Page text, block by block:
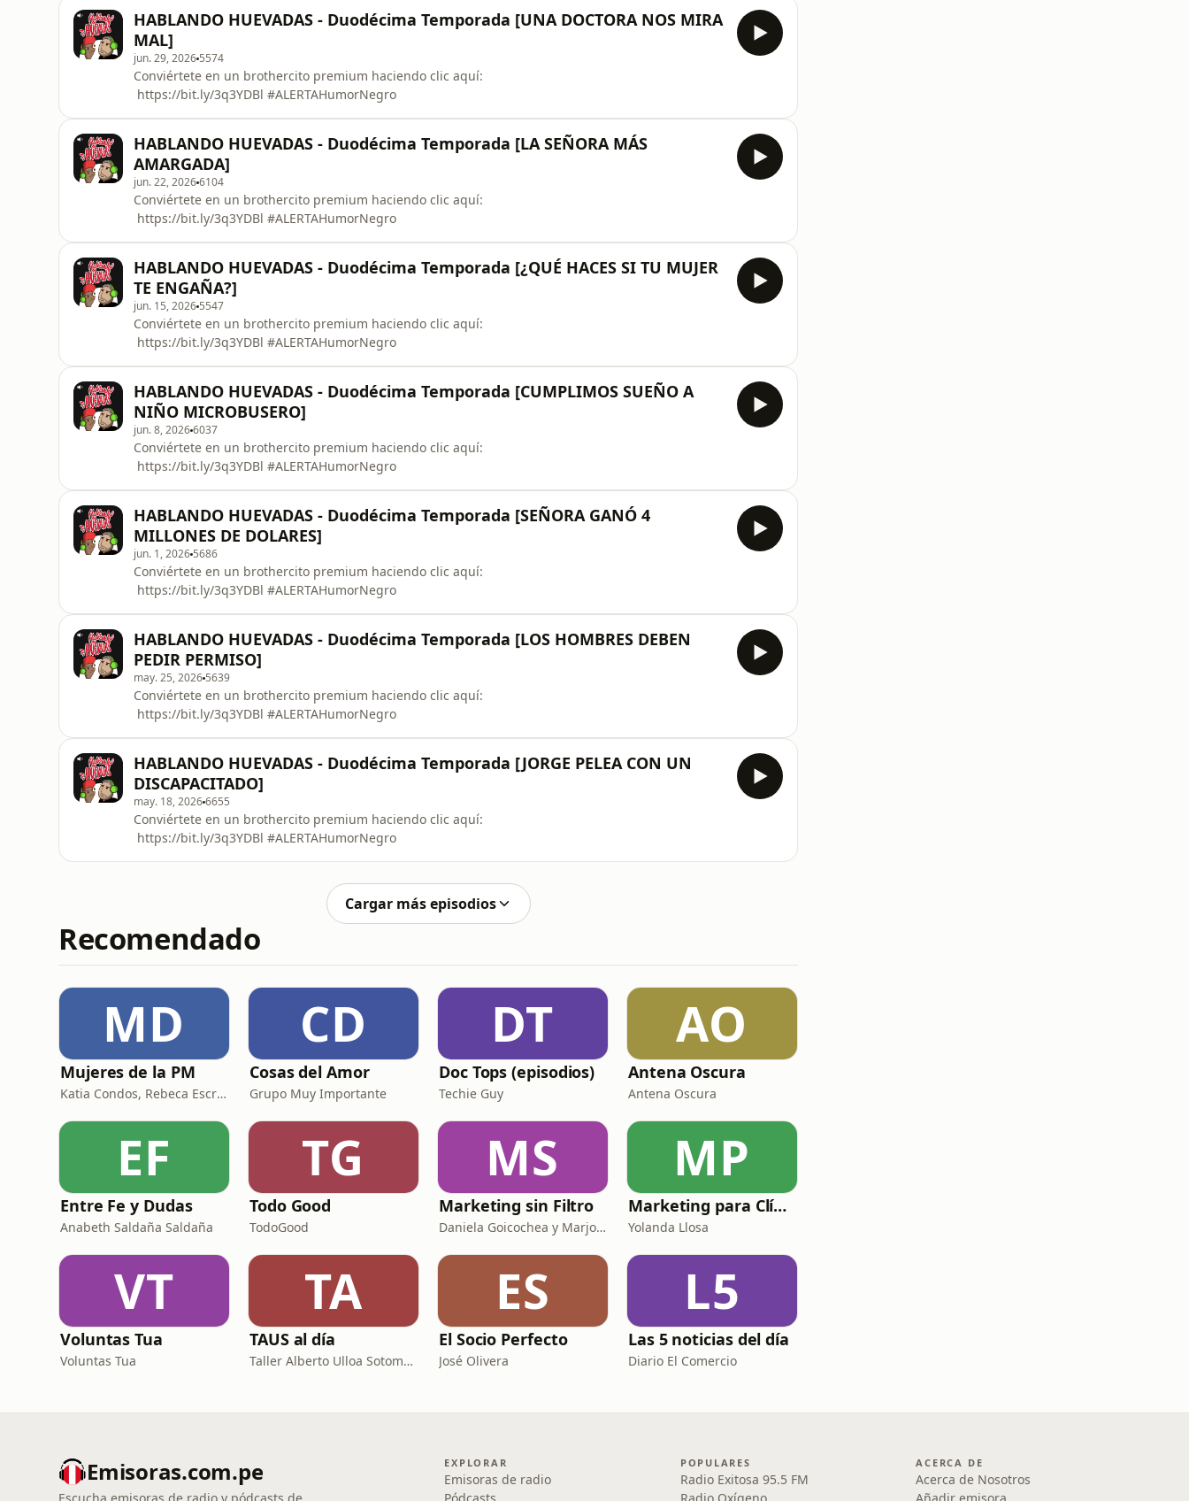
HABLANDO HUEVADAS - Duodécima Temporada [UNA DOCTORA NOS MIRA
MAL]
jun. 29, 2026 5574
Conviértete en un brothercito premium haciendo clic aquí:
⁠⁠⁠⁠⁠⁠⁠⁠⁠⁠⁠⁠⁠⁠⁠⁠⁠⁠⁠⁠⁠⁠⁠⁠⁠⁠⁠⁠⁠⁠⁠⁠⁠⁠⁠⁠⁠⁠⁠⁠⁠⁠⁠⁠⁠⁠⁠⁠⁠⁠⁠⁠⁠⁠⁠⁠⁠⁠⁠⁠⁠⁠⁠⁠⁠⁠⁠⁠⁠https://bit.ly/3q3YDBl⁠⁠⁠⁠⁠⁠⁠⁠⁠⁠⁠⁠⁠⁠⁠⁠⁠⁠⁠⁠⁠⁠⁠⁠⁠⁠⁠⁠⁠⁠⁠⁠⁠⁠⁠⁠⁠⁠⁠⁠⁠⁠⁠⁠⁠⁠⁠⁠⁠⁠⁠⁠⁠⁠⁠⁠⁠⁠⁠⁠⁠⁠⁠⁠⁠⁠⁠⁠⁠ ⁠⁠⁠⁠⁠⁠⁠⁠⁠⁠⁠⁠⁠⁠⁠⁠⁠⁠⁠⁠⁠⁠⁠⁠⁠⁠⁠⁠⁠⁠⁠⁠⁠⁠⁠⁠⁠⁠⁠⁠⁠⁠⁠⁠⁠⁠⁠⁠⁠⁠⁠⁠⁠⁠⁠⁠⁠⁠⁠⁠⁠⁠⁠⁠⁠⁠⁠⁠⁠#ALERTAHumorNegro⁠⁠⁠⁠⁠⁠⁠⁠⁠⁠⁠⁠⁠⁠⁠⁠⁠⁠⁠⁠⁠⁠⁠⁠⁠⁠⁠⁠⁠⁠⁠⁠⁠⁠⁠⁠⁠⁠⁠⁠⁠⁠⁠⁠⁠⁠⁠⁠⁠⁠⁠⁠⁠⁠⁠⁠⁠⁠⁠⁠⁠⁠⁠⁠⁠⁠⁠⁠⁠ ⁠⁠⁠⁠⁠⁠⁠⁠⁠⁠⁠⁠⁠⁠⁠⁠⁠⁠⁠⁠⁠⁠⁠⁠
HABLANDO HUEVADAS - Duodécima Temporada [LA SEÑORA MÁS
AMARGADA]
jun. 22, 20266104
Conviértete en un brothercito premium haciendo clic aquí:
⁠⁠⁠⁠⁠⁠⁠⁠⁠⁠⁠⁠⁠⁠⁠⁠⁠⁠⁠⁠⁠⁠⁠⁠⁠⁠⁠⁠⁠⁠⁠⁠⁠⁠⁠⁠⁠⁠⁠⁠⁠⁠⁠⁠⁠⁠⁠⁠⁠⁠⁠⁠⁠⁠⁠⁠⁠⁠⁠⁠⁠⁠⁠⁠⁠⁠⁠⁠https://bit.ly/3q3YDBl⁠⁠⁠⁠⁠⁠⁠⁠⁠⁠⁠⁠⁠⁠⁠⁠⁠⁠⁠⁠⁠⁠⁠⁠⁠⁠⁠⁠⁠⁠⁠⁠⁠⁠⁠⁠⁠⁠⁠⁠⁠⁠⁠⁠⁠⁠⁠⁠⁠⁠⁠⁠⁠⁠⁠⁠⁠⁠⁠⁠⁠⁠⁠⁠⁠⁠⁠⁠ ⁠⁠⁠⁠⁠⁠⁠⁠⁠⁠⁠⁠⁠⁠⁠⁠⁠⁠⁠⁠⁠⁠⁠⁠⁠⁠⁠⁠⁠⁠⁠⁠⁠⁠⁠⁠⁠⁠⁠⁠⁠⁠⁠⁠⁠⁠⁠⁠⁠⁠⁠⁠⁠⁠⁠⁠⁠⁠⁠⁠⁠⁠⁠⁠⁠⁠⁠⁠#ALERTAHumorNegro⁠⁠⁠⁠⁠⁠⁠⁠⁠⁠⁠⁠⁠⁠⁠⁠⁠⁠⁠⁠⁠⁠⁠⁠⁠⁠⁠⁠⁠⁠⁠⁠⁠⁠⁠⁠⁠⁠⁠⁠⁠⁠⁠⁠⁠⁠⁠⁠⁠⁠⁠⁠⁠⁠⁠⁠⁠⁠⁠⁠⁠⁠⁠⁠⁠⁠⁠⁠ ⁠⁠⁠⁠⁠⁠⁠⁠⁠⁠⁠⁠⁠⁠⁠⁠⁠⁠⁠⁠⁠⁠⁠⁠⁠⁠⁠⁠
HABLANDO HUEVADAS - Duodécima Temporada [¿QUÉ HACES SI TU MUJER
TE ENGAÑA?]
jun. 15, 2026 5547
Conviértete en un brothercito premium haciendo clic aquí:
⁠⁠⁠⁠⁠⁠⁠⁠⁠⁠⁠⁠⁠⁠⁠⁠⁠⁠⁠⁠⁠⁠⁠⁠⁠⁠⁠⁠⁠⁠⁠⁠⁠⁠⁠⁠⁠⁠⁠⁠⁠⁠⁠⁠⁠⁠⁠⁠⁠⁠⁠⁠⁠⁠⁠⁠⁠⁠⁠⁠⁠⁠⁠⁠⁠⁠⁠https://bit.ly/3q3YDBl⁠⁠⁠⁠⁠⁠⁠⁠⁠⁠⁠⁠⁠⁠⁠⁠⁠⁠⁠⁠⁠⁠⁠⁠⁠⁠⁠⁠⁠⁠⁠⁠⁠⁠⁠⁠⁠⁠⁠⁠⁠⁠⁠⁠⁠⁠⁠⁠⁠⁠⁠⁠⁠⁠⁠⁠⁠⁠⁠⁠⁠⁠⁠⁠⁠⁠⁠ ⁠⁠⁠⁠⁠⁠⁠⁠⁠⁠⁠⁠⁠⁠⁠⁠⁠⁠⁠⁠⁠⁠⁠⁠⁠⁠⁠⁠⁠⁠⁠⁠⁠⁠⁠⁠⁠⁠⁠⁠⁠⁠⁠⁠⁠⁠⁠⁠⁠⁠⁠⁠⁠⁠⁠⁠⁠⁠⁠⁠⁠⁠⁠⁠⁠⁠⁠#ALERTAHumorNegro⁠⁠⁠⁠⁠⁠⁠⁠⁠⁠⁠⁠⁠⁠⁠⁠⁠⁠⁠⁠⁠⁠⁠⁠⁠⁠⁠⁠⁠⁠⁠⁠⁠⁠⁠⁠⁠⁠⁠⁠⁠⁠⁠⁠⁠⁠⁠⁠⁠⁠⁠⁠⁠⁠⁠⁠⁠⁠⁠⁠⁠⁠⁠⁠⁠⁠⁠ ⁠⁠⁠⁠⁠⁠⁠⁠⁠⁠⁠⁠⁠⁠⁠⁠⁠⁠⁠⁠⁠⁠⁠⁠⁠⁠⁠⁠⁠⁠⁠⁠
HABLANDO HUEVADAS - Duodécima Temporada [CUMPLIMOS SUEÑO A
NIÑO MICROBUSERO]
jun. 8, 20266037
Conviértete en un brothercito premium haciendo clic aquí:
⁠⁠⁠⁠⁠⁠⁠⁠⁠⁠⁠⁠⁠⁠⁠⁠⁠⁠⁠⁠⁠⁠⁠⁠⁠⁠⁠⁠⁠⁠⁠⁠⁠⁠⁠⁠⁠⁠⁠⁠⁠⁠⁠⁠⁠⁠⁠⁠⁠⁠⁠⁠⁠⁠⁠⁠⁠⁠⁠⁠⁠⁠⁠⁠⁠⁠https://bit.ly/3q3YDBl⁠⁠⁠⁠⁠⁠⁠⁠⁠⁠⁠⁠⁠⁠⁠⁠⁠⁠⁠⁠⁠⁠⁠⁠⁠⁠⁠⁠⁠⁠⁠⁠⁠⁠⁠⁠⁠⁠⁠⁠⁠⁠⁠⁠⁠⁠⁠⁠⁠⁠⁠⁠⁠⁠⁠⁠⁠⁠⁠⁠⁠⁠⁠⁠⁠⁠ ⁠⁠⁠⁠⁠⁠⁠⁠⁠⁠⁠⁠⁠⁠⁠⁠⁠⁠⁠⁠⁠⁠⁠⁠⁠⁠⁠⁠⁠⁠⁠⁠⁠⁠⁠⁠⁠⁠⁠⁠⁠⁠⁠⁠⁠⁠⁠⁠⁠⁠⁠⁠⁠⁠⁠⁠⁠⁠⁠⁠⁠⁠⁠⁠⁠⁠#ALERTAHumorNegro⁠⁠⁠⁠⁠⁠⁠⁠⁠⁠⁠⁠⁠⁠⁠⁠⁠⁠⁠⁠⁠⁠⁠⁠⁠⁠⁠⁠⁠⁠⁠⁠⁠⁠⁠⁠⁠⁠⁠⁠⁠⁠⁠⁠⁠⁠⁠⁠⁠⁠⁠⁠⁠⁠⁠⁠⁠⁠⁠⁠⁠⁠⁠⁠⁠⁠ ⁠⁠⁠⁠⁠⁠⁠⁠⁠⁠⁠⁠⁠⁠⁠⁠⁠⁠⁠⁠⁠⁠⁠⁠⁠⁠⁠⁠⁠⁠⁠⁠⁠⁠⁠⁠
HABLANDO HUEVADAS - Duodécima Temporada [SEÑORA GANÓ 4
MILLONES DE DOLARES]
jun. 1, 2026 5686
Conviértete en un brothercito premium haciendo clic aquí:
⁠⁠⁠⁠⁠⁠⁠⁠⁠⁠⁠⁠⁠⁠⁠⁠⁠⁠⁠⁠⁠⁠⁠⁠⁠⁠⁠⁠⁠⁠⁠⁠⁠⁠⁠⁠⁠⁠⁠⁠⁠⁠⁠⁠⁠⁠⁠⁠⁠⁠⁠⁠⁠⁠⁠⁠⁠⁠⁠⁠⁠⁠⁠⁠⁠https://bit.ly/3q3YDBl⁠⁠⁠⁠⁠⁠⁠⁠⁠⁠⁠⁠⁠⁠⁠⁠⁠⁠⁠⁠⁠⁠⁠⁠⁠⁠⁠⁠⁠⁠⁠⁠⁠⁠⁠⁠⁠⁠⁠⁠⁠⁠⁠⁠⁠⁠⁠⁠⁠⁠⁠⁠⁠⁠⁠⁠⁠⁠⁠⁠⁠⁠⁠⁠⁠ ⁠⁠⁠⁠⁠⁠⁠⁠⁠⁠⁠⁠⁠⁠⁠⁠⁠⁠⁠⁠⁠⁠⁠⁠⁠⁠⁠⁠⁠⁠⁠⁠⁠⁠⁠⁠⁠⁠⁠⁠⁠⁠⁠⁠⁠⁠⁠⁠⁠⁠⁠⁠⁠⁠⁠⁠⁠⁠⁠⁠⁠⁠⁠⁠⁠#ALERTAHumorNegro⁠⁠⁠⁠⁠⁠⁠⁠⁠⁠⁠⁠⁠⁠⁠⁠⁠⁠⁠⁠⁠⁠⁠⁠⁠⁠⁠⁠⁠⁠⁠⁠⁠⁠⁠⁠⁠⁠⁠⁠⁠⁠⁠⁠⁠⁠⁠⁠⁠⁠⁠⁠⁠⁠⁠⁠⁠⁠⁠⁠⁠⁠⁠⁠⁠ ⁠⁠⁠⁠⁠⁠⁠⁠⁠⁠⁠⁠⁠⁠⁠⁠⁠⁠⁠⁠⁠⁠⁠⁠⁠⁠⁠⁠⁠⁠⁠⁠⁠⁠⁠⁠⁠⁠⁠⁠
HABLANDO HUEVADAS - Duodécima Temporada [LOS HOMBRES DEBEN
PEDIR PERMISO]
may. 25, 2026 5639
Conviértete en un brothercito premium haciendo clic aquí:
⁠⁠⁠⁠⁠⁠⁠⁠⁠⁠⁠⁠⁠⁠⁠⁠⁠⁠⁠⁠⁠⁠⁠⁠⁠⁠⁠⁠⁠⁠⁠⁠⁠⁠⁠⁠⁠⁠⁠⁠⁠⁠⁠⁠⁠⁠⁠⁠⁠⁠⁠⁠⁠⁠⁠⁠⁠⁠⁠⁠⁠⁠⁠⁠https://bit.ly/3q3YDBl⁠⁠⁠⁠⁠⁠⁠⁠⁠⁠⁠⁠⁠⁠⁠⁠⁠⁠⁠⁠⁠⁠⁠⁠⁠⁠⁠⁠⁠⁠⁠⁠⁠⁠⁠⁠⁠⁠⁠⁠⁠⁠⁠⁠⁠⁠⁠⁠⁠⁠⁠⁠⁠⁠⁠⁠⁠⁠⁠⁠⁠⁠⁠⁠ ⁠⁠⁠⁠⁠⁠⁠⁠⁠⁠⁠⁠⁠⁠⁠⁠⁠⁠⁠⁠⁠⁠⁠⁠⁠⁠⁠⁠⁠⁠⁠⁠⁠⁠⁠⁠⁠⁠⁠⁠⁠⁠⁠⁠⁠⁠⁠⁠⁠⁠⁠⁠⁠⁠⁠⁠⁠⁠⁠⁠⁠⁠⁠⁠#ALERTAHumorNegro⁠⁠⁠⁠⁠⁠⁠⁠⁠⁠⁠⁠⁠⁠⁠⁠⁠⁠⁠⁠⁠⁠⁠⁠⁠⁠⁠⁠⁠⁠⁠⁠⁠⁠⁠⁠⁠⁠⁠⁠⁠⁠⁠⁠⁠⁠⁠⁠⁠⁠⁠⁠⁠⁠⁠⁠⁠⁠⁠⁠⁠⁠⁠⁠ ⁠⁠⁠⁠⁠⁠⁠⁠⁠⁠⁠⁠⁠⁠⁠⁠⁠⁠⁠⁠⁠⁠⁠⁠⁠⁠⁠⁠⁠⁠⁠⁠⁠⁠⁠⁠⁠⁠⁠⁠⁠⁠⁠⁠
HABLANDO HUEVADAS - Duodécima Temporada [JORGE PELEA CON UN
DISCAPACITADO]
may. 18, 20266655
Conviértete en un brothercito premium haciendo clic aquí:
⁠⁠⁠⁠⁠⁠⁠⁠⁠⁠⁠⁠⁠⁠⁠⁠⁠⁠⁠⁠⁠⁠⁠⁠⁠⁠⁠⁠⁠⁠⁠⁠⁠⁠⁠⁠⁠⁠⁠⁠⁠⁠⁠⁠⁠⁠⁠⁠⁠⁠⁠⁠⁠⁠⁠⁠⁠⁠⁠⁠⁠⁠⁠https://bit.ly/3q3YDBl⁠⁠⁠⁠⁠⁠⁠⁠⁠⁠⁠⁠⁠⁠⁠⁠⁠⁠⁠⁠⁠⁠⁠⁠⁠⁠⁠⁠⁠⁠⁠⁠⁠⁠⁠⁠⁠⁠⁠⁠⁠⁠⁠⁠⁠⁠⁠⁠⁠⁠⁠⁠⁠⁠⁠⁠⁠⁠⁠⁠⁠⁠⁠ ⁠⁠⁠⁠⁠⁠⁠⁠⁠⁠⁠⁠⁠⁠⁠⁠⁠⁠⁠⁠⁠⁠⁠⁠⁠⁠⁠⁠⁠⁠⁠⁠⁠⁠⁠⁠⁠⁠⁠⁠⁠⁠⁠⁠⁠⁠⁠⁠⁠⁠⁠⁠⁠⁠⁠⁠⁠⁠⁠⁠⁠⁠⁠#ALERTAHumorNegro⁠⁠⁠⁠⁠⁠⁠⁠⁠⁠⁠⁠⁠⁠⁠⁠⁠⁠⁠⁠⁠⁠⁠⁠⁠⁠⁠⁠⁠⁠⁠⁠⁠⁠⁠⁠⁠⁠⁠⁠⁠⁠⁠⁠⁠⁠⁠⁠⁠⁠⁠⁠⁠⁠⁠⁠⁠⁠⁠⁠⁠⁠⁠ ⁠⁠⁠⁠⁠⁠⁠⁠⁠⁠⁠⁠⁠⁠⁠⁠⁠⁠⁠⁠⁠⁠⁠⁠⁠⁠⁠⁠⁠⁠⁠⁠⁠⁠⁠⁠⁠⁠⁠⁠⁠⁠⁠⁠⁠⁠⁠⁠
Cargar más episodios
Recomendado
MD
Mujeres de la PM
Katia Condos, Rebeca Escribens, Almendra Gomelsky y Gianella Neyra
CD
Cosas del Amor
Grupo Muy Importante
DT
Doc Tops (episodios)
Techie Guy
AO
Antena Oscura
Antena Oscura
EF
Entre Fe y Dudas
Anabeth Saldaña Saldaña
TG
Todo Good
TodoGood
MS
Marketing sin Filtro
Daniela Goicochea y Marjori Haddad
MP
Marketing para Clínicas
Yolanda Llosa
VT
Voluntas Tua
Voluntas Tua
TA
TAUS al día
Taller Alberto Ulloa Sotomayor
ES
El Socio Perfecto
José Olivera
L5
Las 5 noticias del día
Diario El Comercio
Emisoras.com.pe EXPLORAR
Emisoras de radio
POPULARES
Radio Exitosa 95.5 FM
ACERCA DE
Acerca de Nosotros